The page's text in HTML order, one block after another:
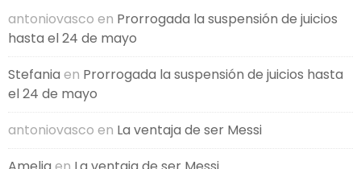
antoniovasco en Prorrogada la suspensión de juicios
hasta el 24 de mayo
Stefania en Prorrogada la suspensión de juicios hasta
el 24 de mayo
antoniovasco en La ventaja de ser Messi